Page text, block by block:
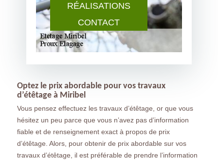
RÉALISATIONS
CONTACT
Optez le prix abordable pour vos travaux
d’étêtage à Miribel
Vous pensez effectuez les travaux d’étêtage, or que vous
hésitez un peu parce que vous n’avez pas d’information
fiable et de renseignement exact à propos de prix
d’étêtage. Alors, pour obtenir de prix abordable sur vos
travaux d’étêtage, il est préférable de prendre l’information